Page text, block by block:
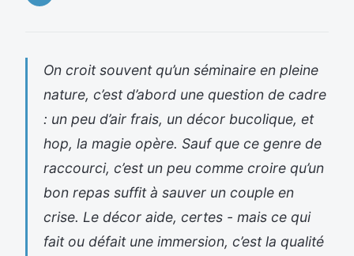
On croit souvent qu’un séminaire en pleine
nature, c’est d’abord une question de cadre
: un peu d’air frais, un décor bucolique, et
hop, la magie opère. Sauf que ce genre de
raccourci, c’est un peu comme croire qu’un
bon repas suffit à sauver un couple en
crise. Le décor aide, certes - mais ce qui
fait ou défait une immersion, c’est la qualité